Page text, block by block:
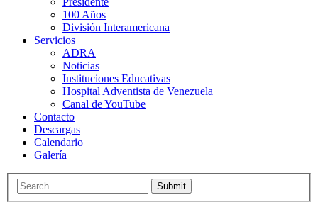
100 Años
División Interamericana
Servicios
ADRA
Noticias
Instituciones Educativas
Hospital Adventista de Venezuela
Canal de YouTube
Contacto
Descargas
Calendario
Galería
Submit